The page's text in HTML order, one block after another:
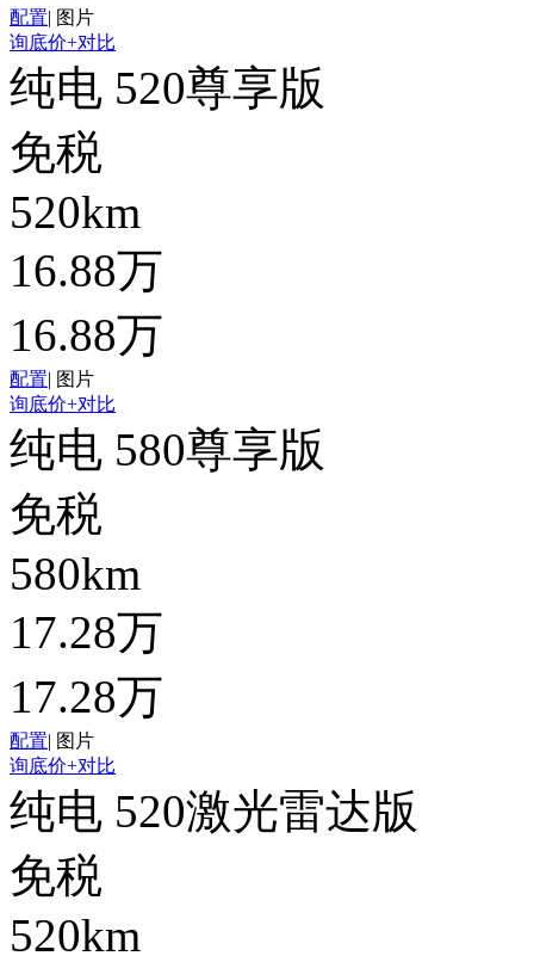
配置| 图片
询底价+对比
纯电 520尊享版
免税
520km
16.88万
16.88万
配置| 图片
询底价+对比
纯电 580尊享版
免税
580km
17.28万
17.28万
配置| 图片
询底价+对比
纯电 520激光雷达版
免税
520km